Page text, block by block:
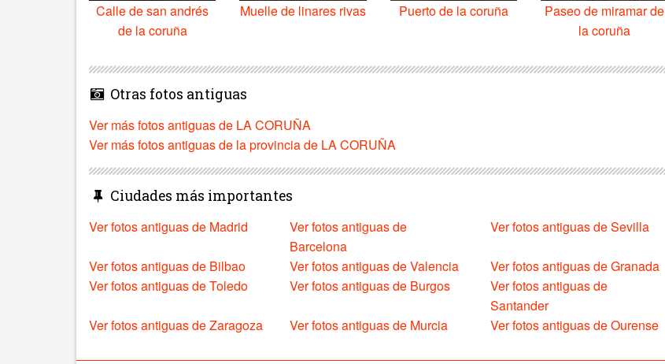
Calle de san andrés
de la coruña
Muelle de linares rivas Puerto de la coruña
Paseo de miramar de
la coruña
Otras fotos antiguas
Ver más fotos antiguas de LA CORUÑA
Ver más fotos antiguas de la provincia de LA CORUÑA
Ciudades más importantes
Ver fotos antiguas de Madrid
Ver fotos antiguas de
Barcelona
Ver fotos antiguas de Sevilla
Ver fotos antiguas de Bilbao Ver fotos antiguas de Valencia
Ver fotos antiguas de Granada
Ver fotos antiguas de Toledo
Ver fotos antiguas de Burgos
Ver fotos antiguas de
Santander
Ver fotos antiguas de Zaragoza
Ver fotos antiguas de Murcia Ver fotos antiguas de Ourense